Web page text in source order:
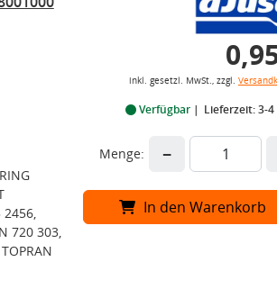
2456,
720 303,
inkl. gesetzl. MwSt., zzgl.
Verfügbar Lieferzeit: 3-4
Menge: −
In den Warenkorb